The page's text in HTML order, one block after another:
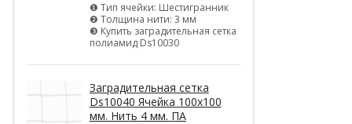
❶ Тип ячейки: Шестигранник
❷ Толщина нити: 3 мм
❸ Купить заградительная сетка
полиамид Ds10030
Заградительная сетка
Ds10040 Ячейка 100х100
мм. Нить 4 мм. ПА